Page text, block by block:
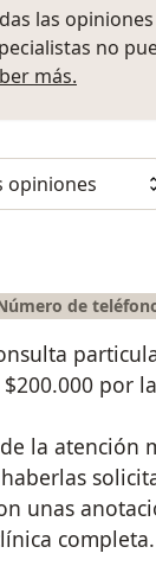
las
no
más.
de
por
la atención
unas
completa.